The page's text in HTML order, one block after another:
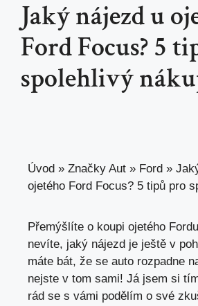
Jaký nájezd u
Ford Focus? 5
spolehlivý
Úvod » Značky Aut » Ford »
ojetého Ford Focus? 5 tipů pro
Přemýšlíte o koupi ojetého
nevíte, jaký nájezd je ještě v
máte bát, že se auto rozpadne
nejste v tom sami! Já jsem si
rád se s vámi podělím o své